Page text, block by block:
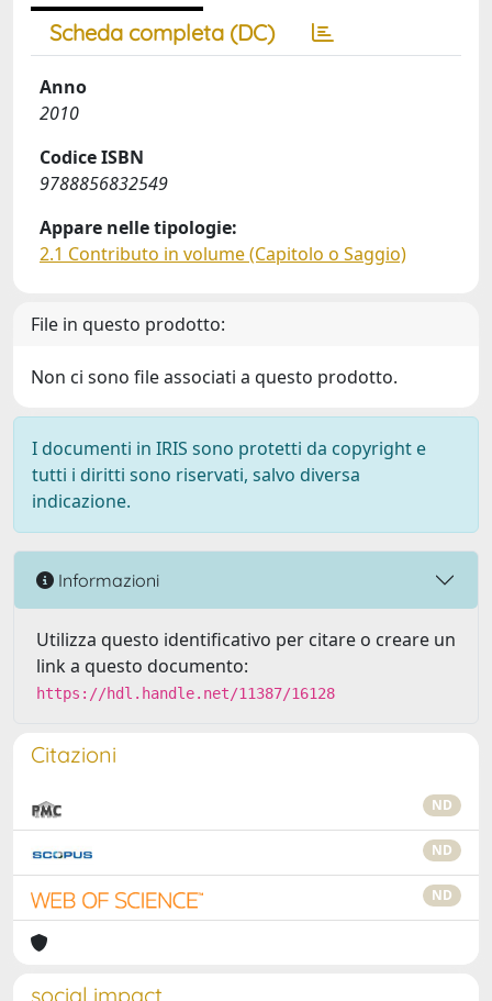
Scheda completa (DC)
Anno
2010
Codice ISBN
9788856832549
Appare nelle tipologie:
2.1 Contributo in volume (Capitolo o Saggio)
File in questo prodotto:
Non ci sono file associati a questo prodotto.
I documenti in IRIS sono protetti da copyright e
tutti i diritti sono riservati, salvo diversa
indicazione.
Informazioni
Utilizza questo identificativo per citare o creare un
link a questo documento:
https://hdl.handle.net/11387/16128
Citazioni
ND
ND
ND
social impact